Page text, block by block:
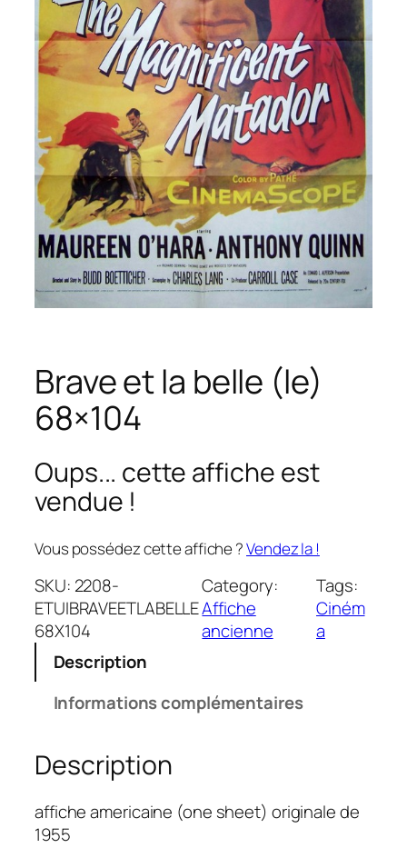
Brave et la belle (le)
68×104
Oups... cette affiche est
vendue !
Vous possédez cette affiche ?Vendez la !
SKU: 2208-
ETUIBRAVEETLABELLE
68X104
Category:
Affiche
ancienne
Tags:
Ciném
a
Description
Informations complémentaires
Description
affiche americaine (one sheet) originale de
1955